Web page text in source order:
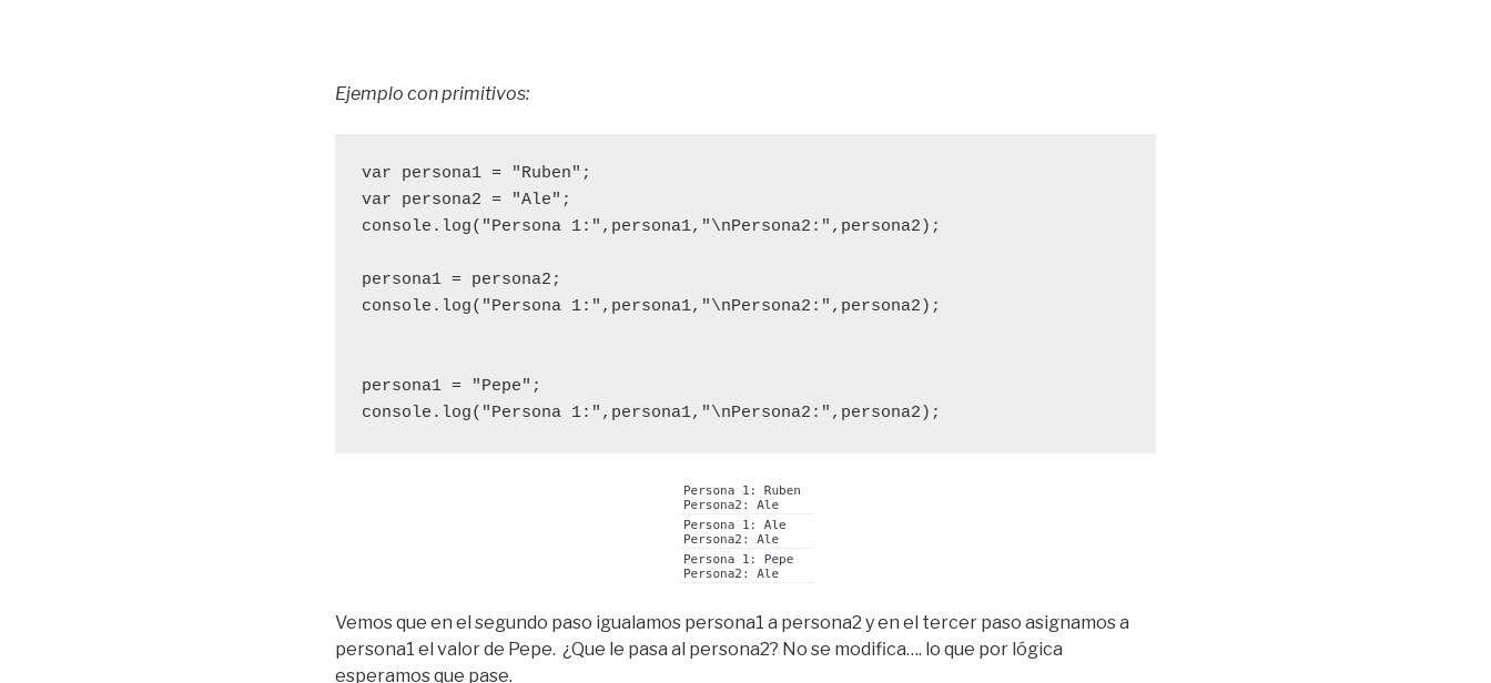
Ejemplo con primitivos:
var persona1 = "Ruben";
var persona2 = "Ale";
console.log("Persona 1:",persona1,"\nPersona2:",persona2);
persona1 = persona2;
console.log("Persona 1:",persona1,"\nPersona2:",persona2);
persona1 = "Pepe";
console.log("Persona 1:",persona1,"\nPersona2:",persona2);
Vemos que en el segundo paso igualamos persona1 a persona2 y en el tercer paso asignamos a
persona1 el valor de Pepe. ¿Que le pasa al persona2? No se modifica…. lo que por lógica
esperamos que pase.